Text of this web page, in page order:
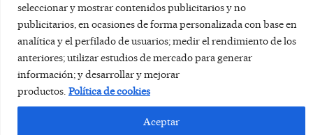
seleccionar y mostrar contenidos publicitarios y no
publicitarios, en ocasiones de forma personalizada con base en
analítica y el perfilado de usuarios; medir el rendimiento de los
anteriores; utilizar estudios de mercado para generar
información; y desarrollar y mejorar
productos. Política de cookies
Aceptar